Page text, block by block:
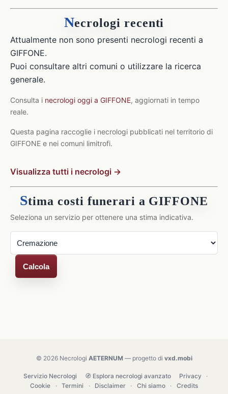
Necrologi recenti
Attualmente non sono presenti necrologi recenti a
GIFFONE.
Puoi consultare altri comuni o utilizzare la ricerca
generale.
Consulta i necrologi oggi a GIFFONE, aggiornati in tempo
reale.
Questa pagina raccoglie i necrologi pubblicati nel territorio di
GIFFONE e nei comuni limitrofi.
Visualizza tutti i necrologi →
Stima costi funerari a GIFFONE
Seleziona un servizio per ottenere una stima indicativa.
Calcola
© 2026 Necrologi AETERNUM— progetto di vxd.mobi
Servizio Necrologi 🧭 Esplora necrologi avanzato Privacy
·
Cookie
· Termini · Disclaimer · Chi siamo · Credits